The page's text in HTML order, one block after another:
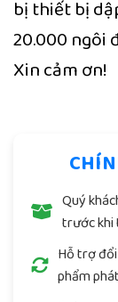
bị thiết bị
20.000 ngôi
Xin cảm ơn!
Quý
trước khi
Hỗ trợ
phẩm